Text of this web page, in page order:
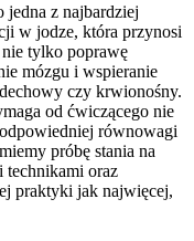
jedna z najbardziej
w jodze, która przynosi
tylko poprawę
mózgu i wspieranie
czy krwionośny.
od ćwiczącego nie
równowagi
próbę stania na
technikami oraz
praktyki jak najwięcej,